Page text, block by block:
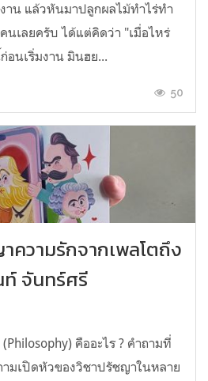
าน แล้วหันมาปลูกผลไม้ทำไร่ทำ
นเลยครับ ได้แต่คิดว่า "เมื่อไหร่
อนเริ่มงาน มินฮย...
50
ความรักจากเพลโตถึง
ท์ จันทร์ศรี
คืออะไร ? คำถามที่
มเปิดหัวของวิชาปรัชญาในหลาย